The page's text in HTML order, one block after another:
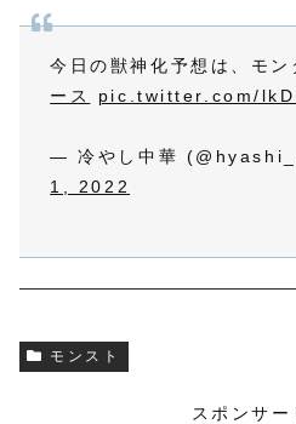
今日の獣神化予想は、モン
ース
pic.twitter.com/
— 冷やし中華
1, 2022
モンスト
スポンサー